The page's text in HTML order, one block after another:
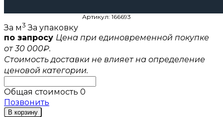
Артикул: 166693
За м3 За упаковку
по запросу Цена при единовременной покупке
от 30 000₽.
Стоимость доставки не влияет на определение
ценовой категории.
Общая стоимость 0
Позвонить
В корзину